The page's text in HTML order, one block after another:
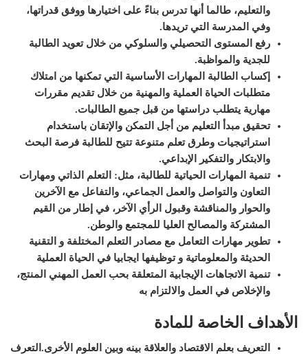
والتعليم، طالما أنها تدرس بناءً على اختيارها ووفق قدراتها،
وفي المدرسة التي تريدها.
رفع المستوى التحصيلي والسلوكي من خلال تعويد الطالبة
للجدية والمواظبة.
إكساب الطالبة المهارات الأساسية التي تمكنها من امتلاك
متطلبات الحياة العملية والمهنية من خلال تقديم مقررات
مهارية يتطلب دراستها من قبل جميع الطالبات.
تحقيق مبدأ التعليم من أجل التمكن والإتقان باستخدام
استراتيجيات وطرق تعلم متنوعة تتيح للطالبة فرصة البحث
والابتكار والتفكير الإبداعي.
تنمية المهارات الحياتية للطالبة، مثل: التعلم الذاتي ومهارات
التعاون والتواصل والعمل الجماعي، والتفاعل مع الآخرين
والحوار والمناقشة وقبول الرأي الآخر، في إطار من القيم
المشتركة والمصالح العليا للمجتمع والوطن.
تطوير مهارات التعامل مع مصادر التعلم المختلفة و التقنية
الحديثة والمعلوماتية و توظيفها ايجابيا في الحياة العملية
تنمية الاتجاهات الإيجابية المتعلقة بحب العمل المهني المنتج،
والإخلاص في العمل والالتزام به
الأهداف الخاصة للمادة
التعريف بعلم الاقتصاد والعلاقة بينه وبين العلوم الأخرى. التعرف